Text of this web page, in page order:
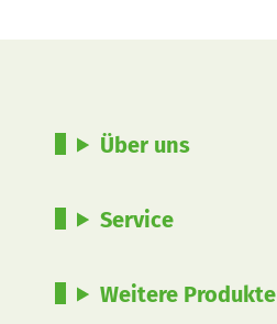
Über uns
Service
Weitere Produkte